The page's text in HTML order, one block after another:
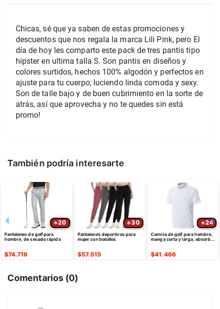
Chicas, sé que ya saben de estas promociones y
descuentos que nos regala la marca Lili Pink, pero El
día de hoy les comparto este pack de tres pantis tipo
hipster en ultima talla S. Son pantis en diseños y
colores surtidos, hechos 100% algodón y perfectos en
ajuste para tu cuerpo; luciendo linda comoda y sexy.
Son de talle bajo y de buen cubrimiento en la sorte de
atrás, así que aprovecha y no te quedes sin está
promo!
También podría interesarte
20
Pantalones de golf para
hombre, de secado rápido
$74.716
30
Pantalones deportivos para
mujer con bolsillos
$57.515
24
Camisa de golf para hombre,
manga corta y larga, absorbe
$41.466
Comentarios (0)